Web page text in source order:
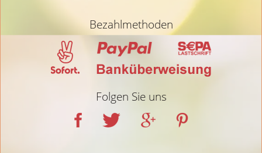
Bezahlmethoden
Folgen Sie uns